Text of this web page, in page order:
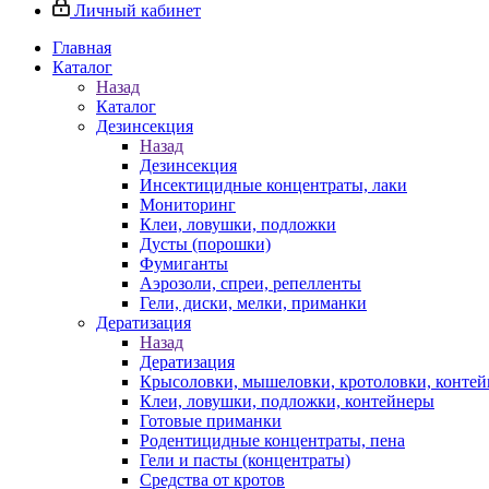
Личный кабинет
Главная
Каталог
Назад
Каталог
Дезинсекция
Назад
Дезинсекция
Инсектицидные концентраты, лаки
Мониторинг
Клеи, ловушки, подложки
Дусты (порошки)
Фумиганты
Аэрозоли, спреи, репелленты
Гели, диски, мелки, приманки
Дератизация
Назад
Дератизация
Крысоловки, мышеловки, кротоловки,
Клеи, ловушки, подложки, контейнеры
Готовые приманки
Родентицидные концентраты, пена
Гели и пасты (концентраты)
Средства от кротов